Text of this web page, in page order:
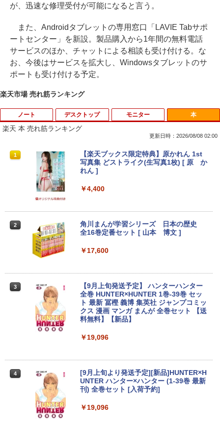
が、迅速な修理受付が可能になると言う。
また、Androidタブレットの専用窓口「LAVIE Tabサポ
ートセンター」を新設。製品購入から1年間の無料電話
サービスのほか、チャットによる相談も受け付ける。な
お、今後はサービスを拡大し、Windowsタブレットのサ
ポートも受け付ける予定。
楽天市場 売れ筋ランキング
ノート
1
[訳アリ★格安] ノートパソコン Window
s11 15.6型 HP 250 G7 第七世代 Core-i3
メモリ8GB SSD128GB 15.6インチ 無線
ルチ Bluetooth USB3.0 SDカード ノー
￥12,800
U メモリ8GB SSD256GB 15インチ フル
HD Windows11 Home WEBカメラ 無線
LAN テンキー DVDマルチ P75F 1年保証
レビュー特典:WPS Office Bランク パソ
コン ノートパソコン デル 中古ノートPC
￥30,800
3
【★最大100%ポイント】【第8世代 4コ
ア・8スレッド】富士通 LIFEBOOK A57
9/第8世代 Core i5/メモリ: 8GB/16GB/新
品 SSD:256GB/512GB/1TB/DVD/Wi-fi/1
5.6型/Office/HDMI/USB3.1/中古PC 中古
対応
デスクトップ モニター
1
PHILIPS 241V8 LED液晶モニター 23.8
インチワイド ブラック 1920×1080 （フ
ルHD）16:9 IPSパネル 非光沢 ノングレ
拠 PS4 switch 対応 スイッチ 【中古】
00-8/11 01:59】Xiaomi Monitor A24i 20
万色 300nits ΔE＜1 低ブルーライト 大
画面 TÜV認証 目にやさしい 調整可能な
スタンド VESA
￥12,580
ワイド］ VA249HG
￥13,800
本
楽天 本 売れ筋ランキング
更新日時：2026/08/08 02:00
1
【楽天ブックス限定特典】原かれん 1st
写真集 どストライク(生写真1枚) [ 原 か
れん ]
￥4,400
2
角川まんが学習シリーズ 日本の歴史
全16巻定番セット [ 山本 博文 ]
￥17,600
3
【9月上旬発送予定】 ハンターハンター
全巻 HUNTER×HUNTER 1巻-39巻 セッ
ト 最新 冨樫 義博 集英社 ジャンプコミッ
クス 漫画 マンガ まんが 全巻セット 【送
料無料】【新品】
￥19,096
4
[9月上旬より発送予定][新品]HUNTER×H
UNTER ハンター×ハンター (1-39巻 最新
刊) 全巻セット [入荷予約]
￥19,096